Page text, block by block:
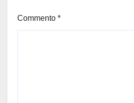
Commento *